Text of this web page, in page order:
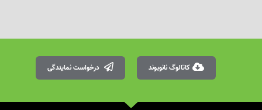
کاتالوگ نانوبوند درخواست نمایندگی